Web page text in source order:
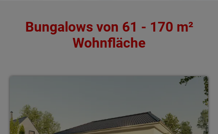
Bungalows von 61 - 170 m²
Wohnfläche